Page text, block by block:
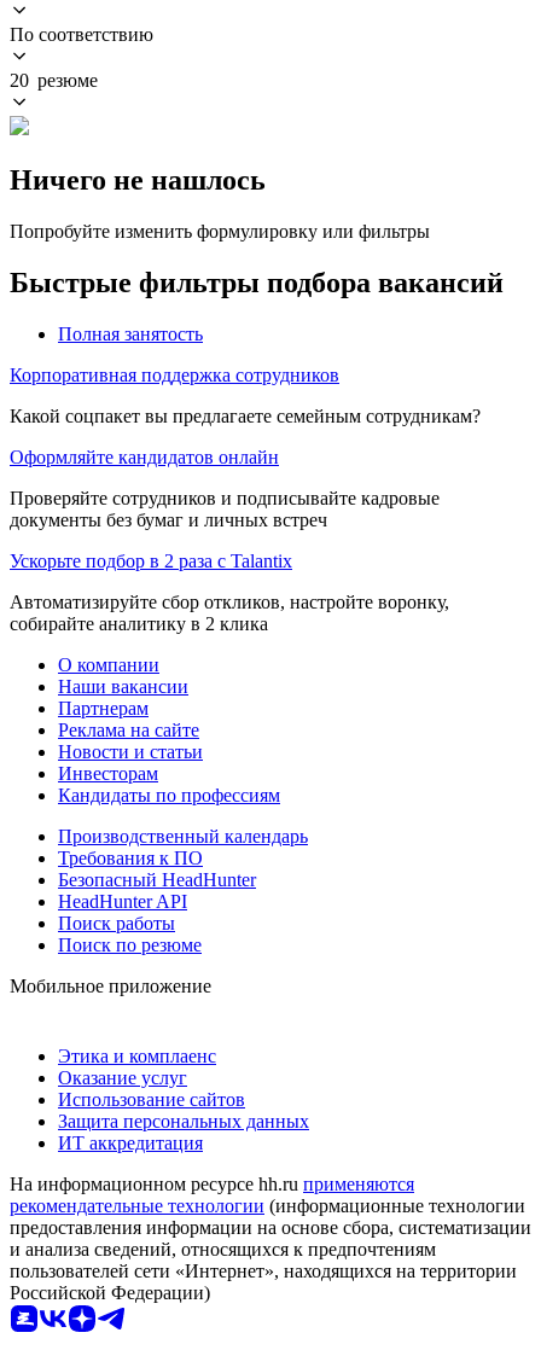
По соответствию
20 резюме
Ничего не нашлось
Попробуйте изменить формулировку или фильтры
Быстрые фильтры подбора вакансий
Полная занятость
Корпоративная поддержка сотрудников
Какой соцпакет вы предлагаете семейным сотрудникам?
Оформляйте кандидатов онлайн
Проверяйте сотрудников и подписывайте кадровые
документы без бумаг и личных встреч
Ускорьте подбор в 2 раза с Talantix
Автоматизируйте сбор откликов, настройте воронку,
собирайте аналитику в 2 клика
О компании
Наши вакансии
Партнерам
Реклама на сайте
Новости и статьи
Инвесторам
Кандидаты по профессиям
Производственный календарь
Требования к ПО
Безопасный HeadHunter
HeadHunter API
Поиск работы
Поиск по резюме
Мобильное приложение
Этика и комплаенс
Оказание услуг
Использование сайтов
Защита персональных данных
ИТ аккредитация
На информационном ресурсе hh.ru применяются
рекомендательные технологии (информационные технологии
предоставления информации на основе сбора, систематизации
и анализа сведений, относящихся к предпочтениям
пользователей сети «Интернет», находящихся на территории
Российской Федерации)